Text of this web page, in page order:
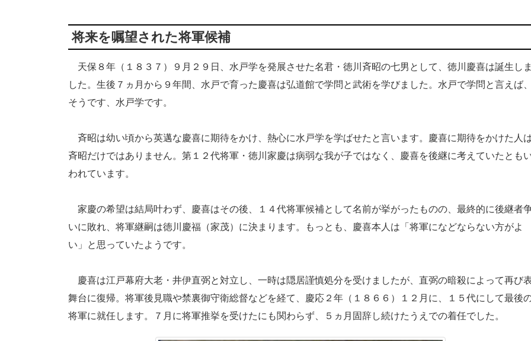
将来を嘱望された将軍候補
天保８年（１８３７）９月２９日、水戸学を発展させた名君・徳川斉昭の七男として、徳川慶喜は誕生しま
した。生後７ヵ月から９年間、水戸で育った慶喜は弘道館で学問と武術を学びました。水戸で学問と言えば、
そうです、水戸学です。
斉昭は幼い頃から英邁な慶喜に期待をかけ、熱心に水戸学を学ばせたと言います。慶喜に期待をかけた人
斉昭だけではありません。第１２代将軍・徳川家慶は病弱な我が子ではなく、慶喜を後継に考えていたとも
われています。
家慶の希望は結局叶わず、慶喜はその後、１４代将軍候補として名前が挙がったものの、最終的に後継者
いに敗れ、将軍継嗣は徳川慶福（家茂）に決まります。もっとも、慶喜本人は「将軍になどならない方がよ
い」と思っていたようです。
慶喜は江戸幕府大老・井伊直弼と対立し、一時は隠居謹慎処分を受けましたが、直弼の暗殺によって再び
舞台に復帰。将軍後見職や禁裏御守衛総督などを経て、慶応２年（１８６６）１２月に、１５代にして最後
将軍に就任します。７月に将軍推挙を受けたにも関わらず、５ヵ月固辞し続けたうえでの着任でした。